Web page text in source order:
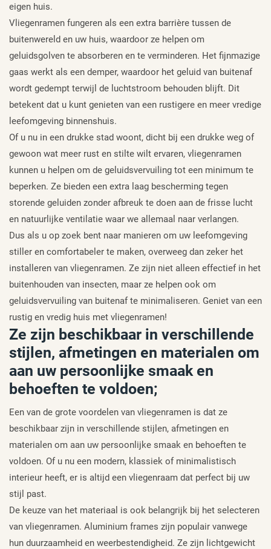
eigen huis.
Vliegenramen fungeren als een extra barrière tussen de
buitenwereld en uw huis, waardoor ze helpen om
geluidsgolven te absorberen en te verminderen. Het fijnmazige
gaas werkt als een demper, waardoor het geluid van buitenaf
wordt gedempt terwijl de luchtstroom behouden blijft. Dit
betekent dat u kunt genieten van een rustigere en meer vredige
leefomgeving binnenshuis.
Of u nu in een drukke stad woont, dicht bij een drukke weg of
gewoon wat meer rust en stilte wilt ervaren, vliegenramen
kunnen u helpen om de geluidsvervuiling tot een minimum te
beperken. Ze bieden een extra laag bescherming tegen
storende geluiden zonder afbreuk te doen aan de frisse lucht
en natuurlijke ventilatie waar we allemaal naar verlangen.
Dus als u op zoek bent naar manieren om uw leefomgeving
stiller en comfortabeler te maken, overweeg dan zeker het
installeren van vliegenramen. Ze zijn niet alleen effectief in het
buitenhouden van insecten, maar ze helpen ook om
geluidsvervuiling van buitenaf te minimaliseren. Geniet van een
rustig en vredig huis met vliegenramen!
Ze zijn beschikbaar in verschillende
stijlen, afmetingen en materialen om
aan uw persoonlijke smaak en
behoeften te voldoen;
Een van de grote voordelen van vliegenramen is dat ze
beschikbaar zijn in verschillende stijlen, afmetingen en
materialen om aan uw persoonlijke smaak en behoeften te
voldoen. Of u nu een modern, klassiek of minimalistisch
interieur heeft, er is altijd een vliegenraam dat perfect bij uw
stijl past.
De keuze van het materiaal is ook belangrijk bij het selecteren
van vliegenramen. Aluminium frames zijn populair vanwege
hun duurzaamheid en weerbestendigheid. Ze zijn lichtgewicht